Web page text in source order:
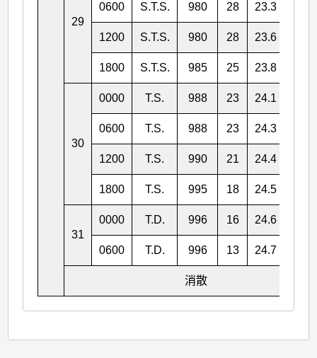
29
0600 S.T.S. 980 28 23.3
1200 S.T.S. 980 28 23.6
1800 S.T.S. 985 25 23.8
30
0000 T.S. 988 23 24.1
0600 T.S. 988 23 24.3
1200 T.S. 990 21 24.4
1800 T.S. 995 18 24.5
31
0000 T.D. 996 16 24.6
0600 T.D. 996 13 24.7
消散